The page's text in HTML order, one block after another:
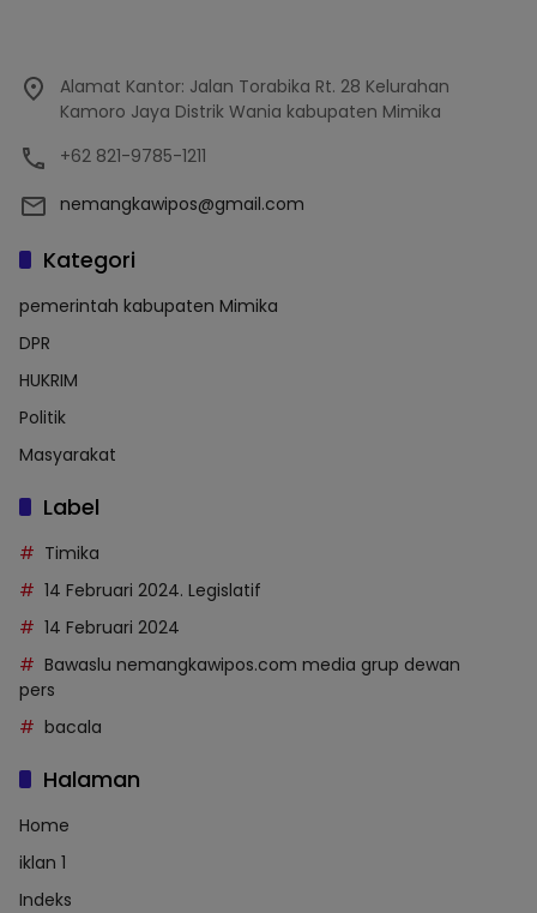
Alamat Kantor: Jalan Torabika Rt. 28 Kelurahan
Kamoro Jaya Distrik Wania kabupaten Mimika
+62 821-9785-1211
nemangkawipos@gmail.com
Kategori
pemerintah kabupaten Mimika
DPR
HUKRIM
Politik
Masyarakat
Label
Timika
14 Februari 2024. Legislatif
14 Februari 2024
Bawaslu nemangkawipos.com media grup dewan
pers
bacala
Halaman
Home
iklan 1
Indeks